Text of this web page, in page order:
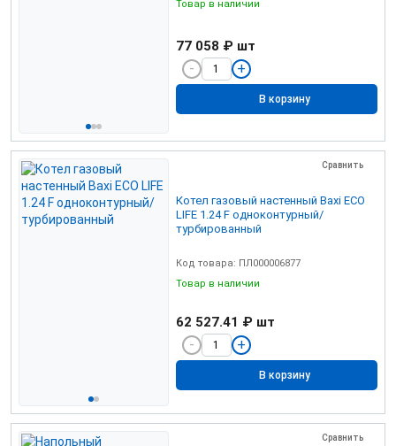
Товар в наличии
77 058 ₽ шт
В корзину
Сравнить
Котел газовый настенный Baxi ECO
LIFE 1.24 F одноконтурный/
турбированный
Код товара: ПЛ000006877
Товар в наличии
62 527.41 ₽ шт
В корзину
Сравнить